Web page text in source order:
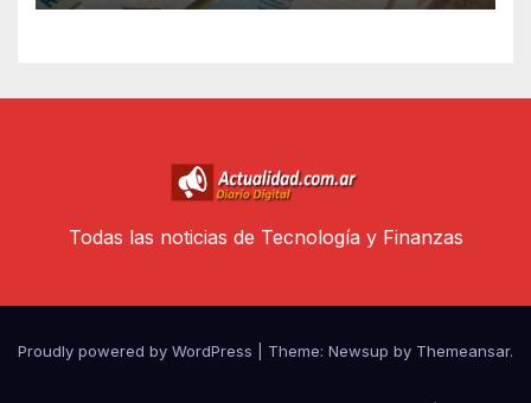
Todas las noticias de Tecnología y Finanzas
Proudly powered by WordPress Theme: Newsup by Themeansar.